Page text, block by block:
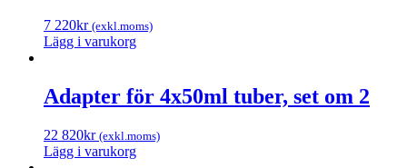
7 220kr (exkl.moms)
Lägg i varukorg
Adapter för 4x50ml tuber, set om 2
22 820kr (exkl.moms)
Lägg i varukorg